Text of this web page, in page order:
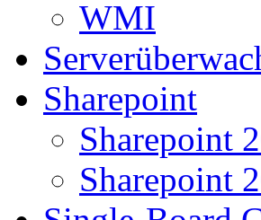
WMI
Sharepoint
Sharepoint
Sharepoint